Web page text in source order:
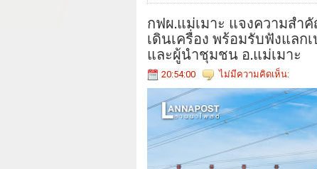
กฟผ.แม่เมาะ แจงความสำ
เดินเครื่อง พร้อมรับฟังแล
และผู้นำชุมชน อ.แม่เมาะ
20:54:00 ไม่มีความคิดเห็น: